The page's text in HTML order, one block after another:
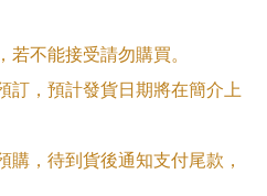
若不能接受請勿購買。
訂，預計發貨日期將在簡介上
購，待到貨後通知支付尾款，